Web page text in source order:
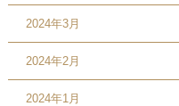
2024年3月
2024年2月
2024年1月